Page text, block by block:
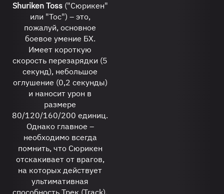
Shuriken Toss ("Сюрикен"
или "Тос") – это,
пожалуй, основное
боевое умение БХ.
Имеет короткую
скорость перезарядки (5
секунд), небольшое
оглушение (0,2 секунды)
и наносит урон в
размере
80/120/160/200 единиц.
Однако главное –
необходимо всегда
помнить, что Сюрикен
отскакивает от врагов,
на которых действует
ультимативная